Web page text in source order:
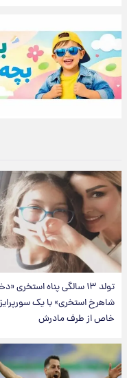
تولد ۱۳ سالگی پناه استخری «دختر
شاهرخ استخری» با یک سورپرایز
خاص از طرف مادرش